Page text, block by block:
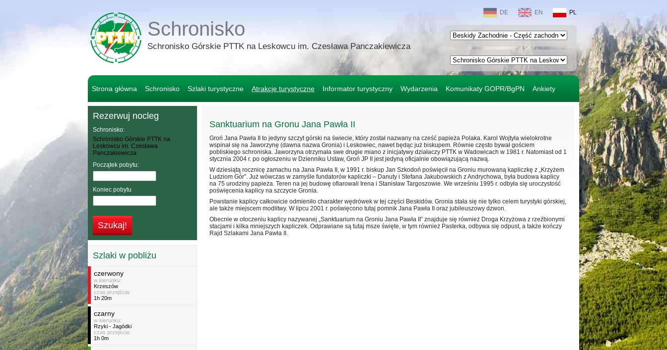
Schronisko
Schronisko Górskie PTTK na Leskowcu im. Czesława Panczakiewicza
PL
EN
DE
Strona główna Schronisko Szlaki turystyczne Atrakcje turystyczne Informator turystyczny Wydarzenia Komunikaty GOPR/BgPN Ankiety
Rezerwuj nocleg
Schronisko:
Schronisko Górskie PTTK na
Leskowcu im. Czesława
Panczakiewicza
Początek pobytu:
Koniec pobytu
Szlaki w pobliżu
czerwony
w kierunku:
Krzeszów
czas przejścia:
1h 20m
czarny
w kierunku:
Rzyki - Jagódki
czas przejścia:
1h 0m
Sanktuarium na Gronu Jana Pawła II
Groń Jana Pawła II to jedyny szczyt górski na świecie, który został nazwany na cześć papieża Polaka. Karol Wojtyła wielokrotne
wspinał się na Jaworzynę (dawna nazwa Gronia) i Leskowiec, nawet będąc już biskupem. Równie często bywał gościem
pobliskiego schroniska. Jaworzyna otrzymała swe drugie miano z inicjatywy działaczy PTTK w Wadowicach w 1981 r. Natomiast od 1
stycznia 2004 r. po ogłoszeniu w Dzienniku Ustaw, Groń JP II jest jedyną oficjalnie obowiązującą nazwą.
W dziesiątą rocznicę zamachu na Jana Pawła II, w 1991 r. biskup Jan Szkodoń poświęcił na Groniu murowaną kapliczkę z „Krzyżem
Ludziom Gór”. Już wówczas w zamyśle fundatorów kapliczki – Danuty i Stefana Jakubowskich z Andrychowa, była budowa kaplicy
na 75 urodziny papieża. Teren na jej budowę ofiarowali Irena i Stanisław Targoszowie. We wrześniu 1995 r. odbyła się uroczystość
poświęcenia kaplicy na szczycie Gronia.
Powstanie kaplicy całkowicie odmieniło charakter wędrówek w tej części Beskidów. Gronia stała się nie tylko celem turystyki górskiej,
ale także miejscem modlitwy. W lipcu 2001 r. poświęcono tutaj pomnik Jana Pawła II oraz jubileuszowy dzwon.
Obecnie w otoczeniu kaplicy nazywanej „Sanktuarium na Groniu Jana Pawła II” znajduje się również Droga Krzyżowa z rzeźbionymi
stacjami i kilka mniejszych kapliczek. Odprawiane są tutaj msze święte, w tym również Pasterka, odbywa się odpust, a także kończy
Rajd Szlakami Jana Pawła II.